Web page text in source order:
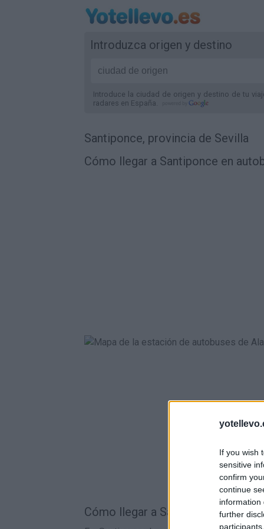
If you wish
sensitive
confirm
continue
information
further
Introduzca origen y destino
Introduce la ciudad de origen y destino de tu
radares en España.
Santiponce, provincia de Sevilla
Cómo llegar a Santiponce en
Cómo llegar a Santiponce en tren: